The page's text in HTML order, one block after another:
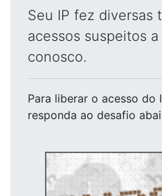
Seu IP fez diversas
acessos suspeitos
conosco.
Para liberar o acesso do
responda ao desafio